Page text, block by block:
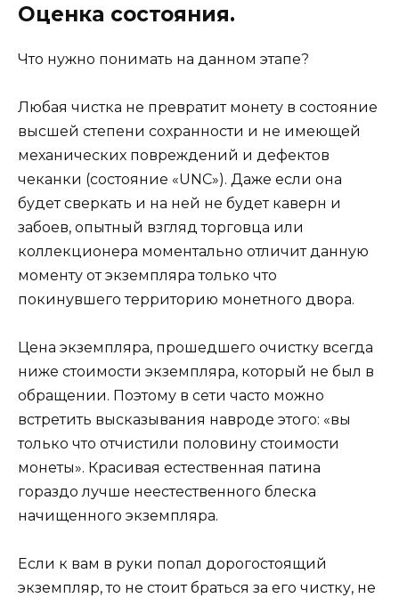
Оценка состояния.
Что нужно понимать на данном этапе?
Любая чистка не превратит монету в состояние
высшей степени сохранности и не имеющей
механических повреждений и дефектов
чеканки (состояние «UNC»). Даже если она
будет сверкать и на ней не будет каверн и
забоев, опытный взгляд торговца или
коллекционера моментально отличит данную
моменту от экземпляра только что
покинувшего территорию монетного двора.
Цена экземпляра, прошедшего очистку всегда
ниже стоимости экземпляра, который не был в
обращении. Поэтому в сети часто можно
встретить высказывания навроде этого: «вы
только что отчистили половину стоимости
монеты». Красивая естественная патина
гораздо лучше неестественного блеска
начищенного экземпляра.
Если к вам в руки попал дорогостоящий
экземпляр, то не стоит браться за его чистку, не